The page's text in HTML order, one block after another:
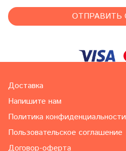
Доставка
Напишите нам
Политика конфиденциальности
Пользовательское соглашение
Договор-оферта